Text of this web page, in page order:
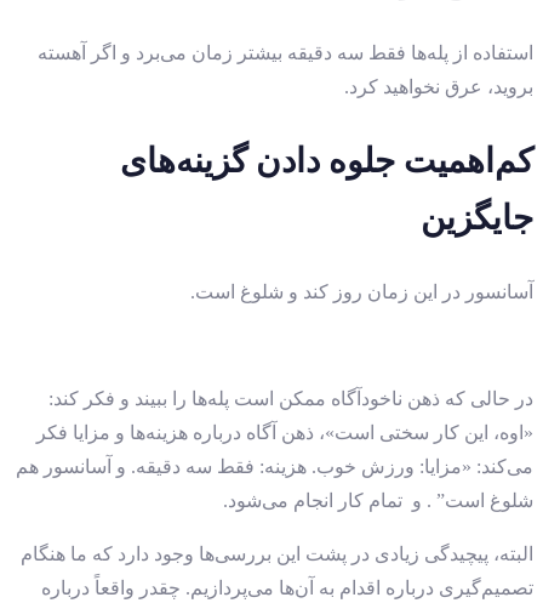
استفاده از پله‌ها فقط سه دقیقه بیشتر زمان می‌برد و اگر آهسته
بروید، عرق نخواهید کرد.
کم‌اهمیت جلوه دادن گزینه‌های
جایگزین
آسانسور در این زمان روز کند و شلوغ است.
در حالی که ذهن ناخودآگاه ممکن است پله‌ها را ببیند و فکر کند:
«اوه، این کار سختی است»، ذهن آگاه درباره هزینه‌ها و مزایا فکر
می‌کند: «مزایا: ورزش خوب. هزینه: فقط سه دقیقه. و آسانسور هم
شلوغ است” . و تمام کار انجام می‌شود.
البته، پیچیدگی زیادی در پشت این بررسی‌ها وجود دارد که ما هنگام
تصمیم‌گیری درباره اقدام به آن‌ها می‌پردازیم. چقدر واقعاً درباره